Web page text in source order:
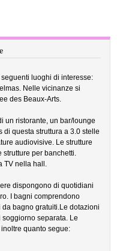
luoghi di interesse:
Nelle vicinanze si
des Beaux-Arts.
un ristorante, un bar/lounge
di questa struttura a 3.0 stelle
audiovisive. Le strutture
strutture per banchetti.
TV nella hall.
dispongono di quotidiani
I bagni comprendono
bagno gratuiti.Le dotazioni
separata. Le
quanto segue: